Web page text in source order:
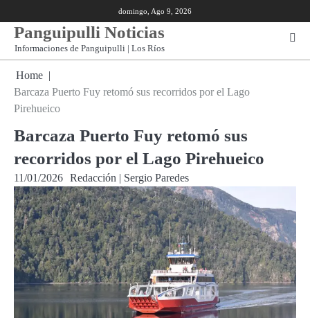
to
content
domingo, Ago 9, 2026
Panguipulli Noticias
Informaciones de Panguipulli | Los Ríos
Home
Barcaza Puerto Fuy retomó sus recorridos por el Lago
Pirehueico
Barcaza Puerto Fuy retomó sus
recorridos por el Lago Pirehueico
11/01/2026 Redacción | Sergio Paredes